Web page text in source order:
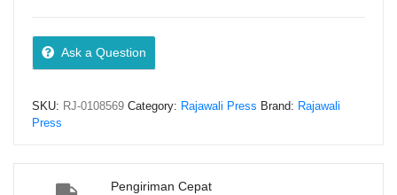
Pengiriman Cepat
Muhapril
Musri,
Ag.
Ask a Question
SKU: RJ-0108569 Category: Rajawali Press Brand: Rajawali
Press